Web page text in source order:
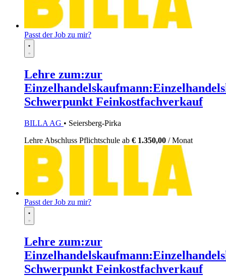
Passt der Job zu mir?
Lehre zum:zur
Schwerpunkt Feinkostfachverkauf
BILLA AG • Seiersberg-Pirka
Lehre Abschluss Pflichtschule ab € 1.350,00 / Monat
Passt der Job zu mir?
Lehre zum:zur
Schwerpunkt Feinkostfachverkauf